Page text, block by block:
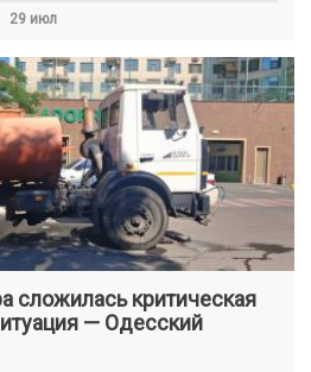
29 июл
сложилась критическая
— Одесский